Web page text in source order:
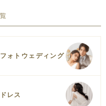
フォトウェディング
ドレス